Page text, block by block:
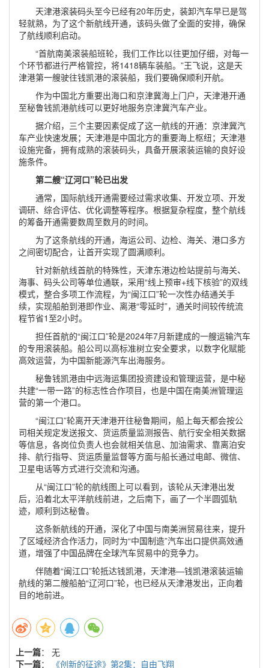
天津港滚装码头至今已经有20年历史，装卸汽车早已是驾
轻就熟，为了这个新航线开通，该码头做了全面的安排，确保
了航线顺利启动。
“首航南美滚装船班轮，我们工作比以往更加仔细，对每一
个环节都进行严格管控，将1418辆车装船。”王飞说，这是天
津港第一艘驶往钱凯港的滚装船，我们要确保顺利开航。
作为中国北方重要出海口和京津冀海上门户，天津港开通
至秘鲁钱凯港航线可以更好地服务京津冀汽车产业。
据介绍，三个主要因素促成了这一航线的开通：京津冀汽
车产业快速发展；天津港是中国北方的重要海上枢纽；天津港
设施完备，拥有成熟的滚装码头，具备开展滚装运输的良好设
施条件。
第二艘“辽河口”轮已出发
通常，国际航线开通需要经过需求收集、开发立项、开发
调研、综合评估、优化调整等程序。根据复杂程度，整个航线
的筹备开通需要数周至数月的时间。
为了这条航线的开通，海运公司、边检、海关、港口多方
之间密切配合，让首开实现了圆满顺利。
针对新航线首航的特殊性，天津东港边检站提前与海关、
海事、码头公司等单位通联，采用“线上预审+线下核验”的双线
模式，整合多项工作流程，为“闽江口”轮一次性办结通关手
续，实现船舶到港即作业、离港“零延时”，通关时间较传统流
程节省1至2小时。
担任首航的“闽江口”轮是2024年7月新建成的一艘运输汽车
的专用滚装船。船公司以高标准树立安全要求，以数字化赋能
高效运营，为中国新能源汽车出海服务。
秘鲁钱凯港由中远海运集团投资建设和管理运营，是中秘
共建“一带一路”的标志性合作项目，也是中国在南美洲管理运
营的第一个港口。
“闽江口”轮离开天津港开往秘鲁期间，船上每天都会按公
司相关规定发送报文、货运质量监测报告、航行安全相关数据
等信息，各岗位负责人也会就相关信息、加油需求、靠离泊安
排、航行指导、货运质量监督等方面与船长通过电邮、微信、
卫星电话等方式进行交流和沟通。
从“闽江口”轮的航线图上可以看到，该轮从天津港出发
后，沿着北太平洋航线前进，之后南下，画了一个半圆弧轨
迹，顺利到达秘鲁。
这条新航线的开通，深化了中国与南美洲贸易往来，提升
了区域经济合作活力，同时为“中国制造”汽车出口提供高效通
道，增强了中国品牌在全球汽车贸易中的竞争力。
伴随着“闽江口”轮抵达钱凯港，天津港—钱凯港滚装运输
航线的第二艘船舶“辽河口”轮，也已经从天津港发出，正向着
目的地前进。
上一篇： 无
下一篇： 《创新的征途》第2集：自由飞翔